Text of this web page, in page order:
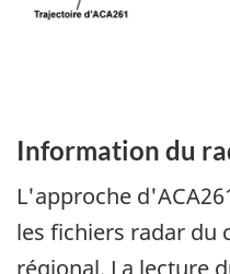
Information du
L'approche
les fichiers radar du
régional. La lecture